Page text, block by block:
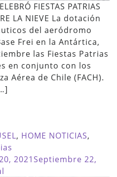
FIESTAS PATRIAS
LA NIEVE La dotación
del aeródromo
Frei en la Antártica,
las Fiestas Patrias
en conjunto con los
Aérea de Chile (FACH).
, HOME NOTICIAS,
2021 Septiembre 22,